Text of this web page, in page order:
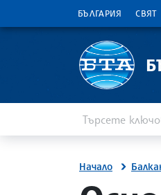
БЪЛГАРИЯ СВЯТ
Начало